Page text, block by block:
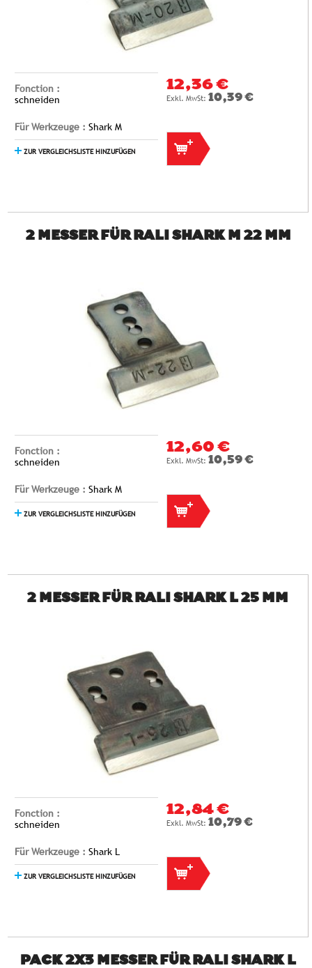
Fonction :
schneiden
Für Werkzeuge : Shark M
ZUR VERGLEICHSLISTE HINZUFÜGEN
12,36 €
10,39 €
2 MESSER FÜR RALI SHARK M 22 MM
Fonction :
schneiden
Für Werkzeuge : Shark M
ZUR VERGLEICHSLISTE HINZUFÜGEN
12,60 €
10,59 €
2 MESSER FÜR RALI SHARK L 25 MM
Fonction :
schneiden
Für Werkzeuge : Shark L
ZUR VERGLEICHSLISTE HINZUFÜGEN
12,84 €
10,79 €
PACK 2X3 MESSER FÜR RALI SHARK L